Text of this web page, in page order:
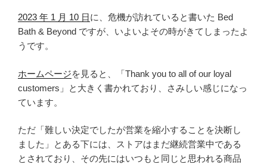
2023 年 1 月 10 日に、危機が訪れていると書いた Bed
Bath & Beyond ですが、いよいよその時がきてしまったよ
うです。
ホームページを見ると、「Thank you to all of our loyal
customers」と大きく書かれており、さみしい感じになっ
ています。
ただ「難しい決定でしたが営業を縮小することを決断し
ました」とある下には、ストアはまだ継続営業中である
とされており、その先にはいつもと同じと思われる商品